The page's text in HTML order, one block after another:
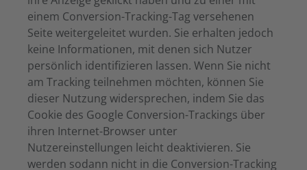
einem Conversion-Tracking-Tag versehenen
Seite weitergeleitet wurden. Sie erhalten jedoch
keine Informationen, mit denen sich Nutzer
persönlich identifizieren lassen. Wenn Sie nicht
am Tracking teilnehmen möchten, können Sie
dieser Nutzung widersprechen, indem Sie das
Cookie des Google Conversion-Trackings über
ihren Internet-Browser unter
Nutzereinstellungen leicht deaktivieren. Sie
werden sodann nicht in die Conversion-Tracking